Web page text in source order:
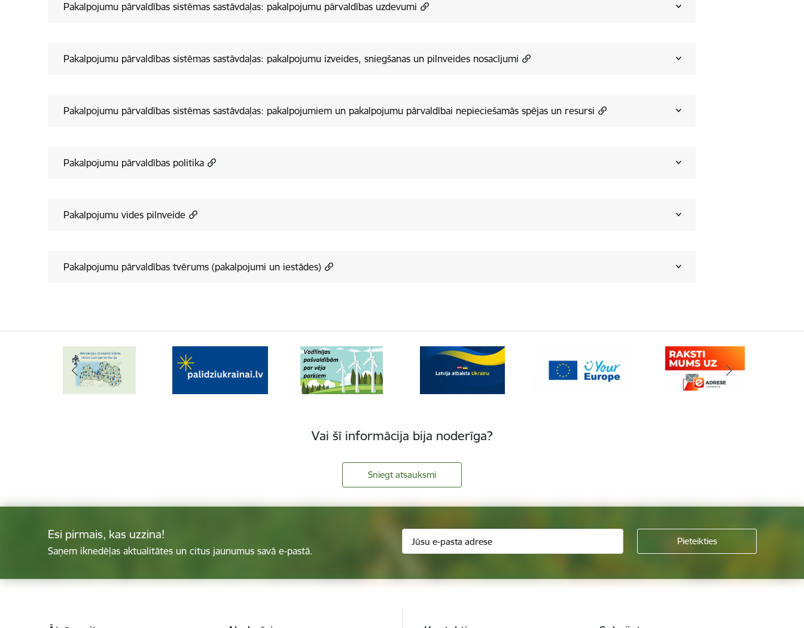
Pakalpojumu pārvaldības sistēmas sastāvdaļas: pakalpojumu pārvaldības uzdevumi
Pakalpojumu pārvaldības sistēmas sastāvdaļas: pakalpojumu izveides, sniegšanas un pilnveides nosacījumi
Pakalpojumu pārvaldības sistēmas sastāvdaļas: pakalpojumiem un pakalpojumu pārvaldībai nepieciešamās spējas un resursi
Pakalpojumu pārvaldības politika
Pakalpojumu vides pilnveide
Pakalpojumu pārvaldības tvērums (pakalpojumi un iestādes)
Vai šī informācija bija noderīga?
Sniegt atsauksmi
Esi pirmais, kas uzzina!
Saņem iknedēļas aktualitātes un citus jaunumus savā e-pastā.